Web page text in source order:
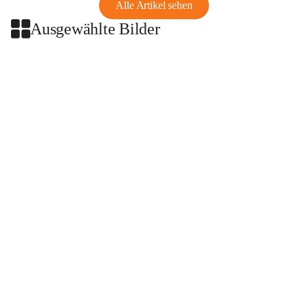
Alle Artikel sehen
Ausgewählte Bilder